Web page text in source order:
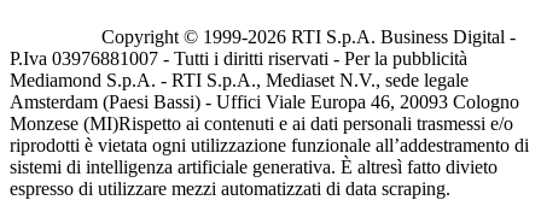
Copyright © 1999-2026 RTI S.p.A. Business Digital -
P.Iva 03976881007 - Tutti i diritti riservati - Per la pubblicità
Mediamond S.p.A. - RTI S.p.A., Mediaset N.V., sede legale
Amsterdam (Paesi Bassi) - Uffici Viale Europa 46, 20093 Cologno
Monzese (MI)Rispetto ai contenuti e ai dati personali trasmessi e/o
riprodotti è vietata ogni utilizzazione funzionale all’addestramento di
sistemi di intelligenza artificiale generativa. È altresì fatto divieto
espresso di utilizzare mezzi automatizzati di data scraping.